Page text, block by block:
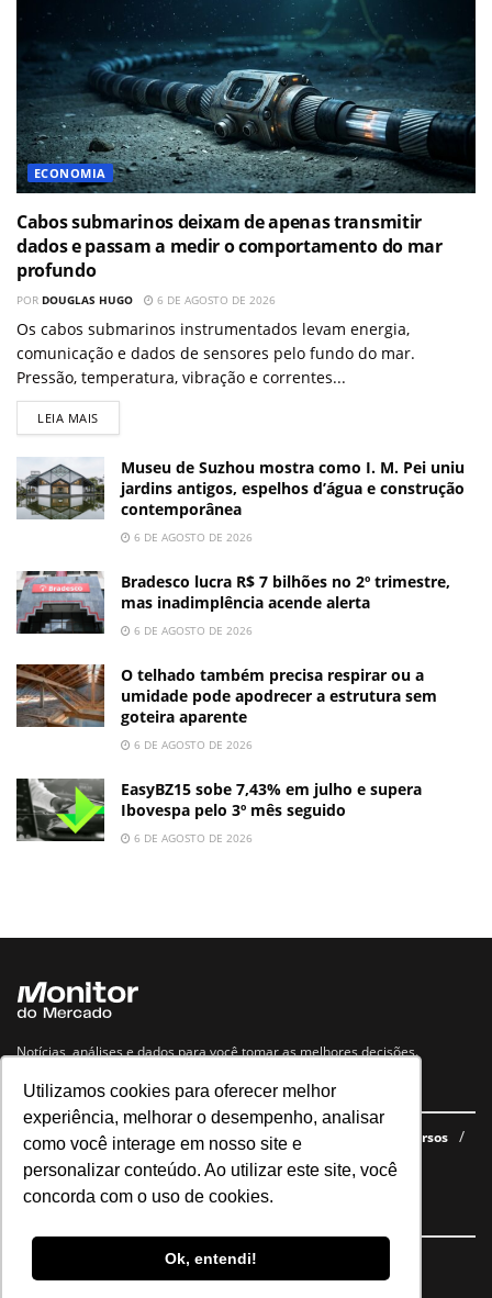
Utilizamos cookies para oferecer melhor
experiência, melhorar o desempenho, analisar
como você interage em nosso site e
personalizar conteúdo. Ao utilizar este site, você
concorda com o uso de cookies.
Ok, entendi!
ECONOMIA
Cabos submarinos deixam de apenas transmitir
dados e passam a medir o comportamento do mar
profundo
POR DOUGLAS HUGO 6 DE AGOSTO DE 2026
Os cabos submarinos instrumentados levam energia,
comunicação e dados de sensores pelo fundo do mar.
Pressão, temperatura, vibração e correntes...
LEIA MAIS
Museu de Suzhou mostra como I. M. Pei uniu
jardins antigos, espelhos d’água e construção
contemporânea
6 DE AGOSTO DE 2026
Bradesco lucra R$ 7 bilhões no 2º trimestre,
mas inadimplência acende alerta
6 DE AGOSTO DE 2026
O telhado também precisa respirar ou a
umidade pode apodrecer a estrutura sem
goteira aparente
6 DE AGOSTO DE 2026
EasyBZ15 sobe 7,43% em julho e supera
Ibovespa pelo 3º mês seguido
6 DE AGOSTO DE 2026
Notícias, análises e dados para você tomar as melhores decisões.
Navegue no site
Últimas notícias Quem somos E-books gratuitos
Cursos
Política de privacidade